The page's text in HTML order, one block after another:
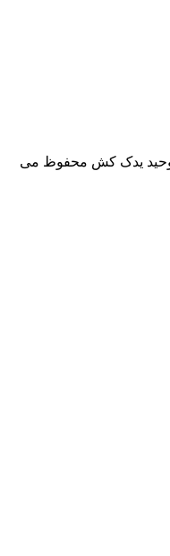
وحید یدک کش محفوظ می